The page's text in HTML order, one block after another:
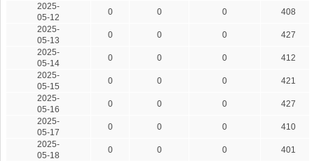
2025-
05-12
0 0 0
408
2025-
05-13
0 0 0
427
2025-
05-14
0 0 0
412
2025-
05-15
0 0 0
421
2025-
05-16
0 0 0
427
2025-
05-17
0 0 0
410
2025-
05-18
0 0 0
401